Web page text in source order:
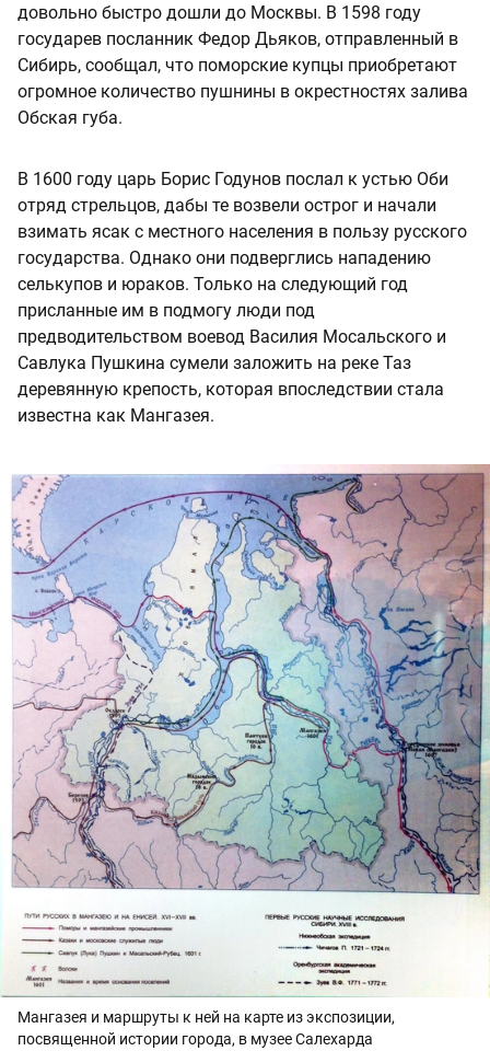
довольно быстро дошли до Москвы. В 1598 году
государев посланник Федор Дьяков, отправленный в
Сибирь, сообщал, что поморские купцы приобретают
огромное количество пушнины в окрестностях залива
Обская губа.
В 1600 году царь Борис Годунов послал к устью Оби
отряд стрельцов, дабы те возвели острог и начали
взимать ясак с местного населения в пользу русского
государства. Однако они подверглись нападению
селькупов и юраков. Только на следующий год
присланные им в подмогу люди под
предводительством воевод Василия Мосальского и
Савлука Пушкина сумели заложить на реке Таз
деревянную крепость, которая впоследствии стала
известна как Мангазея.
Мангазея и маршруты к ней на карте из экспозиции,
посвященной истории города, в музее Салехарда